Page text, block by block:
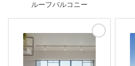
ルーフバルコニー